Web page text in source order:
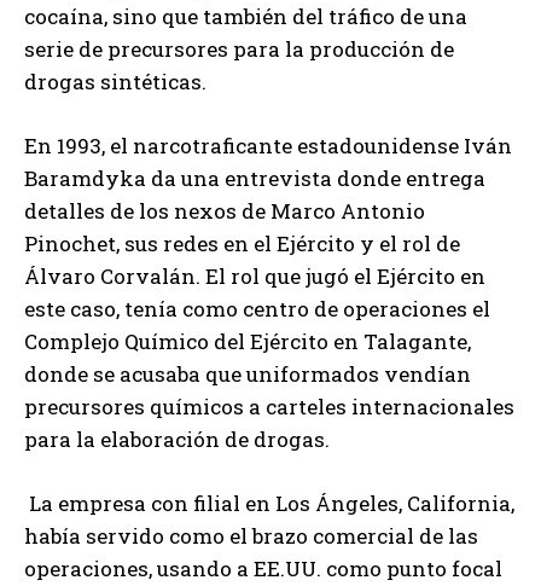
cocaína, sino que también del tráfico de una
serie de precursores para la producción de
drogas sintéticas.
En 1993, el narcotraficante estadounidense Iván
Baramdyka da una entrevista donde entrega
detalles de los nexos de Marco Antonio
Pinochet, sus redes en el Ejército y el rol de
Álvaro Corvalán. El rol que jugó el Ejército en
este caso, tenía como centro de operaciones el
Complejo Químico del Ejército en Talagante,
donde se acusaba que uniformados vendían
precursores químicos a carteles internacionales
para la elaboración de drogas.
La empresa con filial en Los Ángeles, California,
había servido como el brazo comercial de las
operaciones, usando a EE.UU. como punto focal